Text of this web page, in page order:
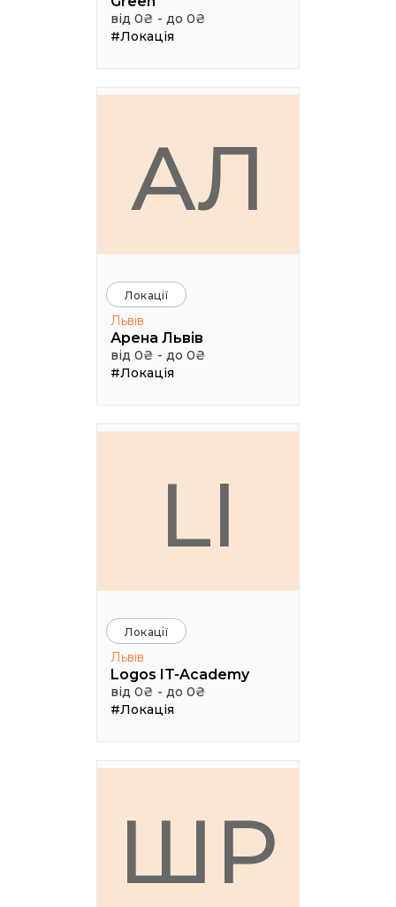
від 0₴ - до 0₴
#Локація
АЛ
Локації
Львів
Арена Львів
від 0₴ - до 0₴
#Локація
LI
Локації
Львів
Logos IT-Academy
від 0₴ - до 0₴
#Локація
ШР